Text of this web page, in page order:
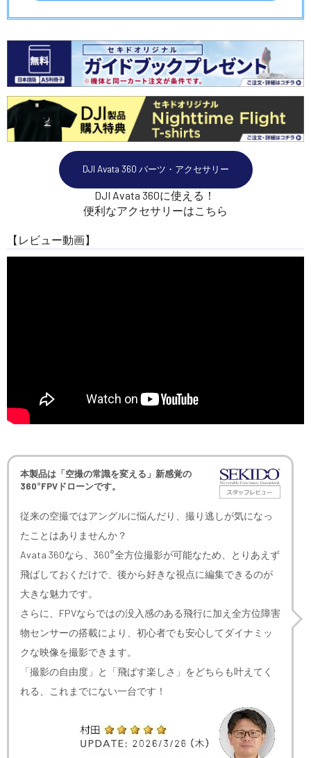
DJI Avata 360 パーツ・アクセサリー
DJI Avata 360に使える！
便利なアクセサリーはこちら
【レビュー動画】
本製品は「空撮の常識を変える」新感覚の
360°FPVドローンです。
従来の空撮ではアングルに悩んだり、撮り逃しが気になっ
たことはありませんか？
Avata 360なら、360°全方位撮影が可能なため、とりあえず
飛ばしておくだけで、後から好きな視点に編集できるのが
大きな魅力です。
さらに、FPVならではの没入感のある飛行に加え全方位障害
物センサーの搭載により、初心者でも安心してダイナミッ
クな映像を撮影できます。
「撮影の自由度」と「飛ばす楽しさ」をどちらも叶えてく
れる、これまでにない一台です！